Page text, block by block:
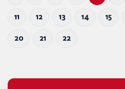
11 12 13 14 15
20 21 22